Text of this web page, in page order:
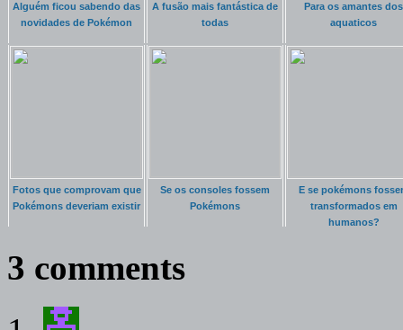
Alguém ficou sabendo das
novidades de Pokémon
A fusão mais fantástica de
todas
Para os amantes dos
aquaticos
Fotos que comprovam que
Pokémons deveriam existir
Se os consoles fossem
Pokémons
E se pokémons
transformados em
humanos?
3 comments